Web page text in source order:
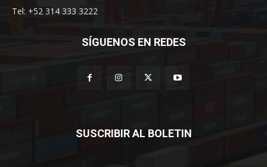
Tel: +52 314 333 3222
SÍGUENOS EN REDES
SUSCRIBIR AL BOLETIN